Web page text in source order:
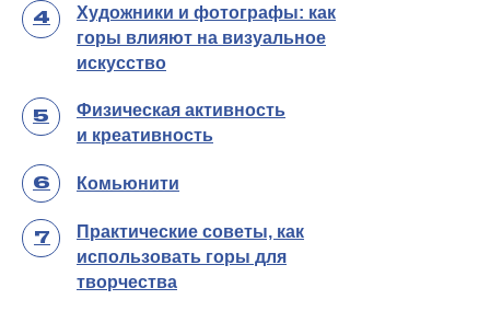
Художники и фотографы: как
горы влияют на визуальное
искусство
Физическая активность
и креативность
4
5
Комьюнити
6
Практические советы, как
использовать горы для
творчества
7